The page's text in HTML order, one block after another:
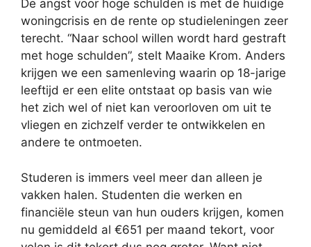
De angst voor hoge schulden is met de huidige
woningcrisis en de rente op studieleningen zeer
terecht. “Naar school willen wordt hard gestraft
met hoge schulden”, stelt Maaike Krom. Anders
krijgen we een samenleving waarin op 18-jarige
leeftijd er een elite ontstaat op basis van wie
het zich wel of niet kan veroorloven om uit te
vliegen en zichzelf verder te ontwikkelen en
andere te ontmoeten.
Studeren is immers veel meer dan alleen je
vakken halen. Studenten die werken en
financiële steun van hun ouders krijgen, komen
nu gemiddeld al €651 per maand tekort, voor